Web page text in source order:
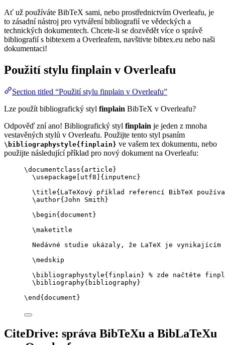
Ať už používáte BibTeX sami, nebo prostřednictvím Overleafu, je
to zásadní nástroj pro vytváření bibliografií ve vědeckých a
technických dokumentech. Chcete-li se dozvědět více o správě
bibliografií s bibtexem a Overleafem, navštivte bibtex.eu nebo naši
dokumentaci!
Použití stylu finplain v Overleafu
Section titled “Použití stylu finplain v Overleafu”
Lze použít bibliografický styl finplain BibTeX v Overleafu?
Odpověď zní ano! Bibliografický styl finplain je jeden z mnoha
vestavěných stylů v Overleafu. Použijte tento styl psaním
\bibliographystyle{finplain} ve vašem tex dokumentu, nebo
použijte následující příklad pro nový dokument na Overleafu:
\documentclass{ article }
\usepackage
utf8 ]{ inputenc }
\title{LaTeXový příklad referencí BibTeX
\author{John Smith}
\begin{ document }
\maketitle
Nedávné studie ukázaly, že LaTeX je vynikajícím
\medskip
\bibliographystyle{finplain} % zde načtěte
\bibliography{bibliography}
\end { document }
CiteDrive: správa BibTeXu a BibLaTeXu